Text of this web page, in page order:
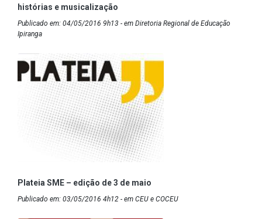
histórias e musicalização
Publicado em: 04/05/2016 9h13 - em Diretoria Regional de Educação
Ipiranga
Plateia SME – edição de 3 de maio
Publicado em: 03/05/2016 4h12 - em CEU e COCEU